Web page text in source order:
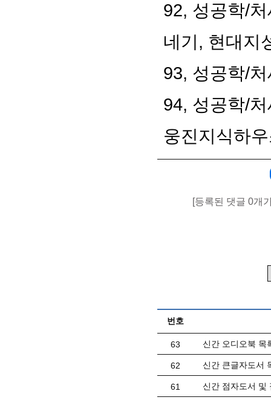
92, 성공학/
네기 , 현대지
93, 성공학/
94, 성공학/
웅진지식하
[등록된 댓글 0개
번호
63 신간 오디오북 목
62 신간 큰글자도서
61 신간 점자도서 및